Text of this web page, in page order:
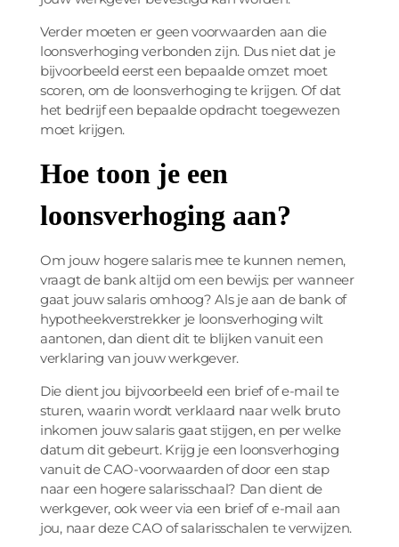
Verder moeten er geen voorwaarden aan die
loonsverhoging verbonden zijn. Dus niet dat je
bijvoorbeeld eerst een bepaalde omzet moet
scoren, om de loonsverhoging te krijgen. Of dat
het bedrijf een bepaalde opdracht toegewezen
moet krijgen.
Hoe toon je een
loonsverhoging aan?
Om jouw hogere salaris mee te kunnen nemen,
vraagt de bank altijd om een bewijs: per wanneer
gaat jouw salaris omhoog? Als je aan de bank of
hypotheekverstrekker je loonsverhoging wilt
aantonen, dan dient dit te blijken vanuit een
verklaring van jouw werkgever.
Die dient jou bijvoorbeeld een brief of e-mail te
sturen, waarin wordt verklaard naar welk bruto
inkomen jouw salaris gaat stijgen, en per welke
datum dit gebeurt. Krijg je een loonsverhoging
vanuit de CAO-voorwaarden of door een stap
naar een hogere salarisschaal? Dan dient de
werkgever, ook weer via een brief of e-mail aan
jou, naar deze CAO of salarisschalen te verwijzen.